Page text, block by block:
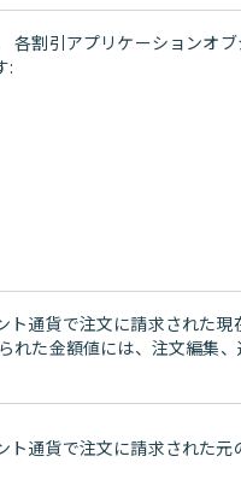
各割引アプリケーションオ
:
ト通貨で注文に請求された現
れた金額値には、注文編集
ト通貨で注文に請求された元